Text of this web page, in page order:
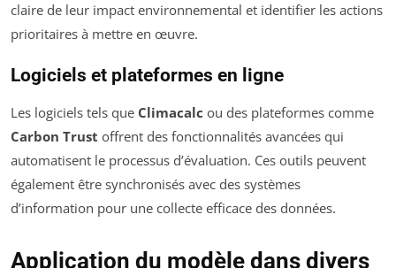
claire de leur impact environnemental et identifier les actions
prioritaires à mettre en œuvre.
Logiciels et plateformes en ligne
Les logiciels tels que Climacalc ou des plateformes comme
Carbon Trust offrent des fonctionnalités avancées qui
automatisent le processus d’évaluation. Ces outils peuvent
également être synchronisés avec des systèmes
d’information pour une collecte efficace des données.
Application du modèle dans divers